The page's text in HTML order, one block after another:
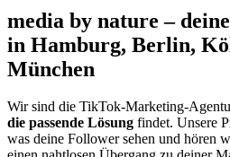
media by nature –
in Hamburg, Berlin,
München
Wir sind die TikTok-Marketing-
die passende Lösung findet. Unsere
was deine Follower sehen und hören